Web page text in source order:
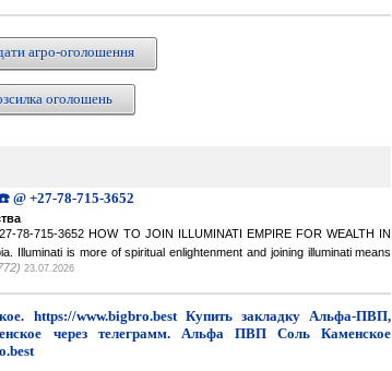
агро-оголошення
оголошень
@ +27-78-715-3652
78-715-3652 HOW TO JOIN ILLUMINATI EMPIRE FOR WEALTH IN
Illuminati is more of spiritual enlightenment and joining illuminati means
23.07.2026
https://www.bigbro.best Купить закладку Альфа-ПВП,
через телеграмм. Альфа ПВП Соль Каменское